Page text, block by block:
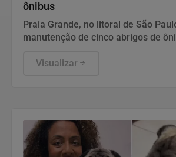
ônibus
Praia Grande, no litoral de São
manutenção de cinco abrigos de
Visualizar